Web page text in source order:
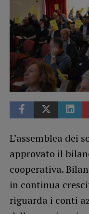
L’assemblea dei
approvato il
cooperativa.
in continua
riguarda i conti